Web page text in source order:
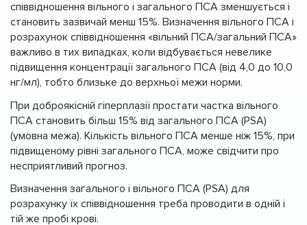
співвідношення вільного і загального ПСА зменшується і
становить зазвичай менш 15%. Визначення вільного ПСА і
розрахунок співвідношення «вільний ПСА/загальний ПСА»
важливо в тих випадках, коли відбувається невелике
підвищення концентрації загального ПСА (від 4,0 до 10,0
нг/мл), тобто близьке до верхньої межи норми.
При доброякісній гіперплазії простати частка вільного
ПСА становить більш 15% від загального ПСА (PSA)
(умовна межа). Кількість вільного ПСА менше ніж 15%, при
підвищеному рівні загального ПСА, може свідчити про
несприятливий прогноз.
Визначення загального і вільного ПСА (PSA) для
розрахунку їх співвідношення треба проводити в одній і
тій же пробі крові.